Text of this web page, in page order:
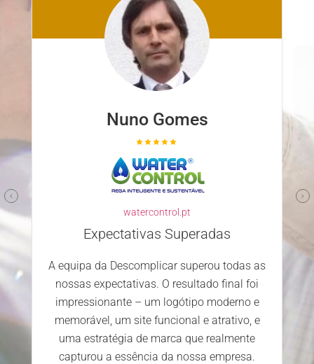
Nuno Gomes
watercontrol.pt
Expectativas Superadas
A equipa da Descomplicar superou todas as
nossas expectativas. O resultado final foi
impressionante – um logótipo moderno e
memorável, um site funcional e atrativo, e
uma estratégia de marca que realmente
capturou a essência da nossa empresa.